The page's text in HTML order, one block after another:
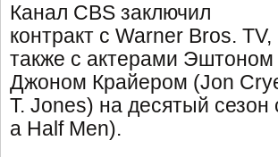
Канал CBS заключил
контракт с Warner Bros. TV,
также с актерами
Джоном Крайером (Jon
T. Jones) на десятый
a Half Men).